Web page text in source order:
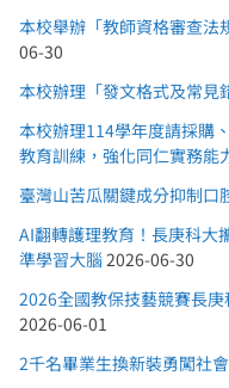
本校舉辦「教師資格審查法
06-30
本校辦理「發文格式及常見
本校辦理114學年度請採購
教育訓練，強化同仁實務能
臺灣山苦瓜關鍵成分抑制口
AI翻轉護理教育！長庚科大
準學習大腦 2026-06-30
2026全國教保技藝競賽長
2026-06-01
2千名畢業生換新裝勇闖社